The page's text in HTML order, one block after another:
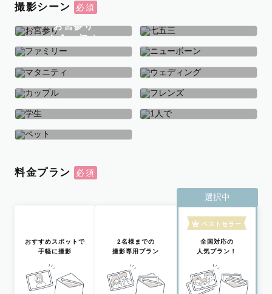
撮影シーン
お宮参り
お食い初め
七五三
ファミリー ニューボーン
マタニティ ウェディング
カップル フレンズ
学生
料金プラン
おすすめスポットで
手軽に撮影
2名様までの
撮影専用プラン
選択中
ベストセラー
全国対応の
人気プラン！